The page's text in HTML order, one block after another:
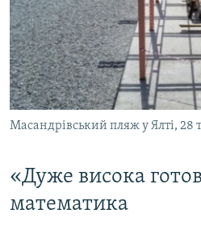
Масандрівський пляж у Ялті, 28
«Дуже висока
математика